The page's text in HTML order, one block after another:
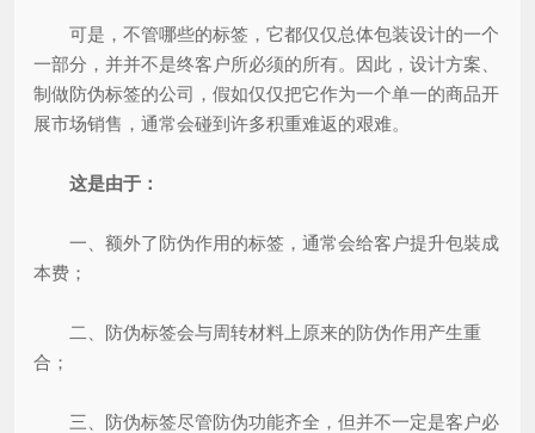
可是，不管哪些的标签，它都仅仅总体包装设计的一个
一部分，并并不是终客户所必须的所有。因此，设计方案、
制做防伪标签的公司，假如仅仅把它作为一个单一的商品开
展市场销售，通常会碰到许多积重难返的艰难。
这是由于：
一、额外了防伪作用的标签，通常会给客户提升包裝成
本费；
二、防伪标签会与周转材料上原来的防伪作用产生重
合；
三、防伪标签尽管防伪功能齐全，但并不一定是客户必